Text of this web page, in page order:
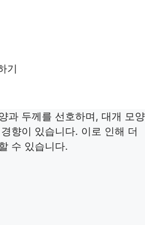
기
과 두께를 선호하며, 대개 모양
향이 있습니다. 이로 인해 더
수 있습니다.